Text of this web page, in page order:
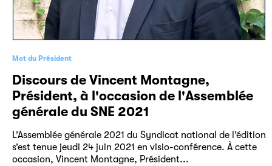
Mot du Président
Discours de Vincent Montagne,
Président, à l'occasion de l'Assemblée
générale du SNE 2021
L’Assemblée générale 2021 du Syndicat national de l’édition
s’est tenue jeudi 24 juin 2021 en visio-conférence. À cette
occasion, Vincent Montagne, Président...